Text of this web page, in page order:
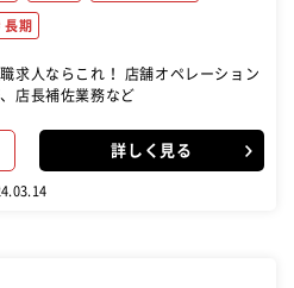
長期
！ 店舗オペレーション
店長補佐業務など
詳しく見る